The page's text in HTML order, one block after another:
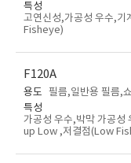
특성
고연신성,가공성 우수,
Fisheye)
F120A
용도 필름,일반용 필름,
특성
가공성 우수,박막 가공
up Low ,저결점(Low